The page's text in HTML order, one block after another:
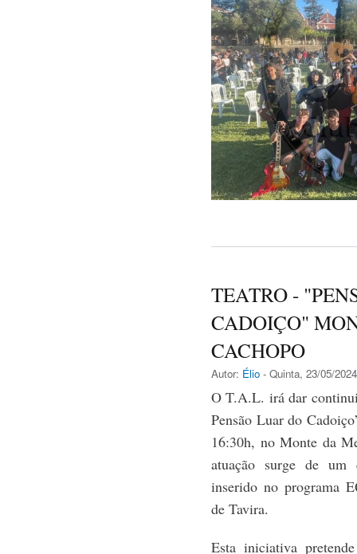
TEATRO -
CADOIÇO"
CACHOPO
Autor: Élio - Quinta, 23/05/
O T.A.L. irá dar
Pensão Luar do
16:30h, no Monte da
atuação surge de um
inserido no programa
de Tavira.
Esta iniciativa